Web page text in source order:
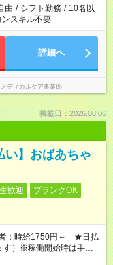
由 / シフト勤務 / 10名以
ンスキル不要
詳細へ
ディカルケア事業部
掲載日：2026.08.06
い】おばあちゃ
歓迎
ブランクOK
：時給1750円～ ★日払
）※稼働開始時は手続き